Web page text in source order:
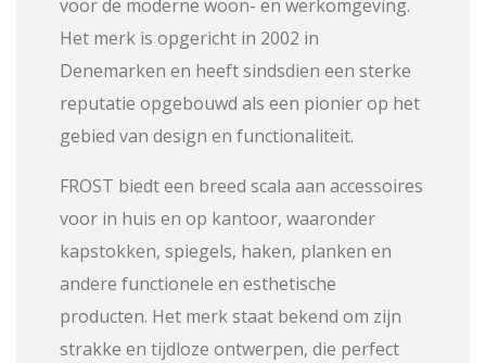
voor de moderne woon- en werkomgeving.
Het merk is opgericht in 2002 in
Denemarken en heeft sindsdien een sterke
reputatie opgebouwd als een pionier op het
gebied van design en functionaliteit.
FROST biedt een breed scala aan accessoires
voor in huis en op kantoor, waaronder
kapstokken, spiegels, haken, planken en
andere functionele en esthetische
producten. Het merk staat bekend om zijn
strakke en tijdloze ontwerpen, die perfect